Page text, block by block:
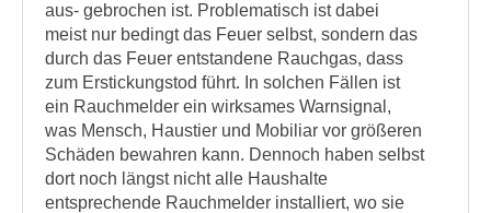
aus- gebrochen ist. Problematisch ist dabei
meist nur bedingt das Feuer selbst, sondern das
durch das Feuer entstandene Rauchgas, dass
zum Erstickungstod führt. In solchen Fällen ist
ein Rauchmelder ein wirksames Warnsignal,
was Mensch, Haustier und Mobiliar vor größeren
Schäden bewahren kann. Dennoch haben selbst
dort noch längst nicht alle Haushalte
entsprechende Rauchmelder installiert, wo sie